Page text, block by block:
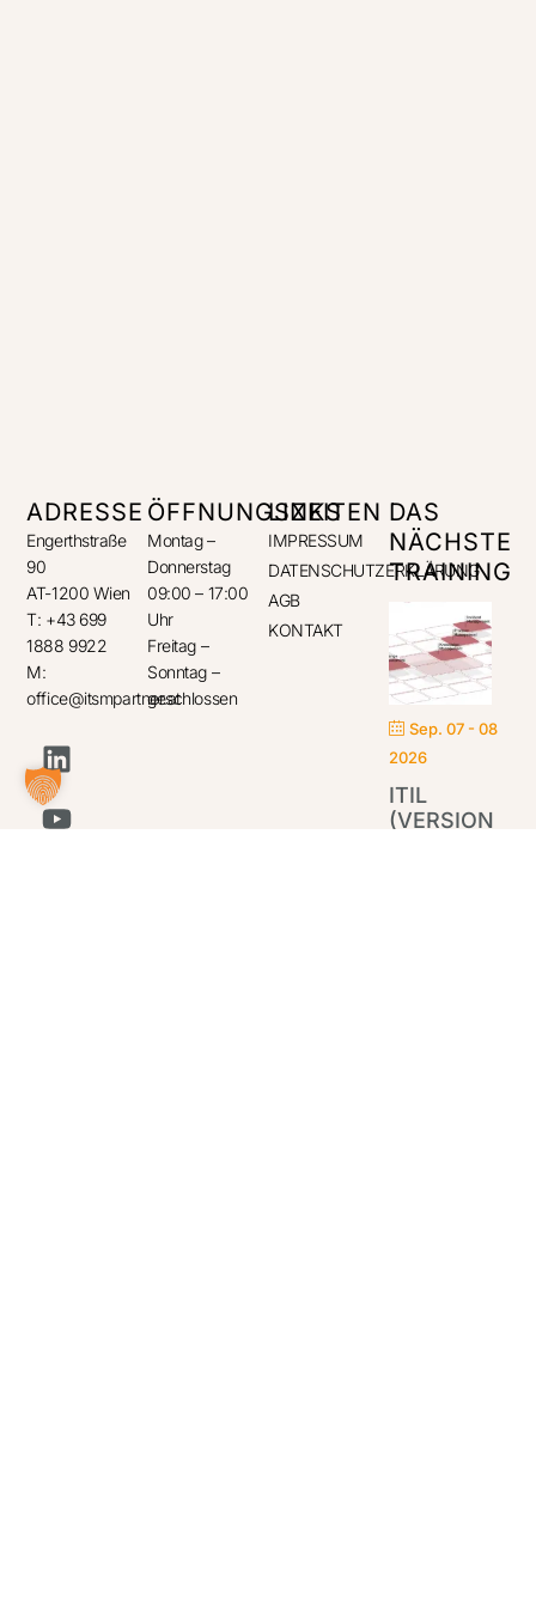
ADRESSE
Engerthstraße
90
AT-1200 Wien
T: +43 699
1888 9922
M:
office@itsmpartner.at
ÖFFNUNGSZEITEN
Montag –
Donnerstag
09:00 – 17:00
Uhr
Freitag –
Sonntag –
geschlossen
LINKS
IMPRESSUM
DATENSCHUTZERKLÄRUNG
AGB
KONTAKT
DAS
NÄCHSTE
TRAINING
Sep. 07 - 08
2026
ITIL
(VERSION